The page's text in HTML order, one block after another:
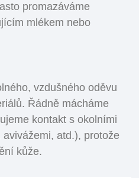
promazáváme
mlékem nebo
vzdušného oděvu
Řádně mácháme
kontakt s okolními
atd.), protože
kůže.